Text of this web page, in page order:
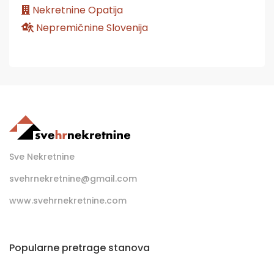
Nekretnine Opatija
Nepremičnine Slovenija
Sve Nekretnine
svehrnekretnine@gmail.com
www.svehrnekretnine.com
Popularne pretrage stanova